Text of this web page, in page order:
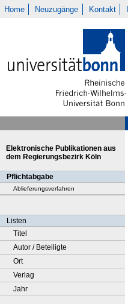
Home Neuzugänge Kontakt
Elektronische Publikationen aus
dem Regierungsbezirk Köln
Pflichtabgabe
Ablieferungsverfahren
Listen
Titel
Autor / Beteiligte
Ort
Verlag
Jahr